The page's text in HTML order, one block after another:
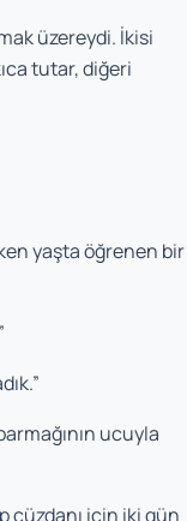
üzereydi. İkisi
tutar, diğeri
yaşta öğrenen bir
ucuyla
cüzdanı için iki gün